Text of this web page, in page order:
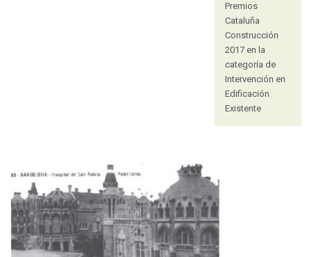
Premios
Cataluña
Construcción
2017 en la
categoría de
Intervención en
Edificación
Existente